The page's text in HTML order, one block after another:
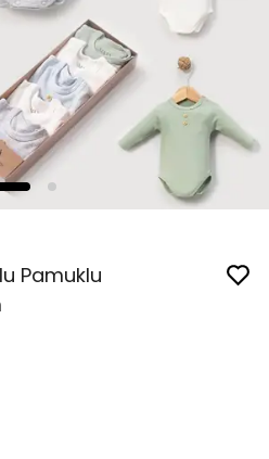
Pamuklu